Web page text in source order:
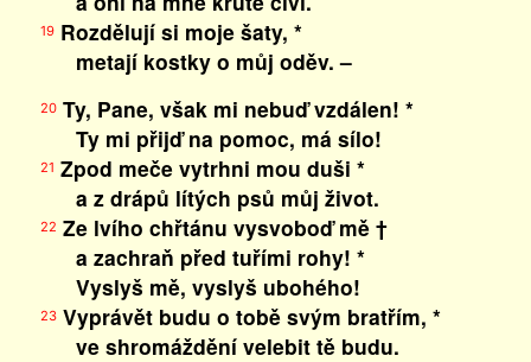
19Rozdělují si moje šaty, *
metají kostky o můj oděv. –
20Ty, Pane, však mi nebuď vzdálen! *
Ty mi přijď na pomoc, má sílo!
21 Zpod meče vytrhni mou duši *
a z drápů lítých psů můj život.
22 Ze lvího chřtánu vysvoboď mě †
a zachraň před tuřími rohy! *
Vyslyš mě, vyslyš ubohého!
23Vyprávět budu o tobě svým bratřím, *
ve shromáždění velebit tě budu.